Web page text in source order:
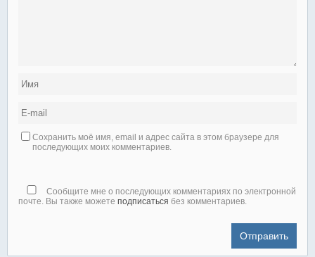
Сохранить моё имя, email и адрес сайта в этом браузере для
последующих моих комментариев.
Сообщите мне о последующих комментариях по электронной
почте. Вы также можете подписаться без комментариев.